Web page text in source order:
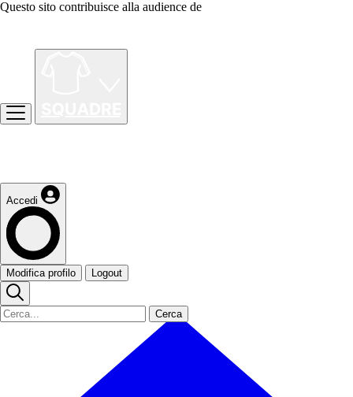
Questo sito contribuisce alla audience de
Accedi
Modifica profilo Logout
Cerca